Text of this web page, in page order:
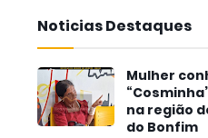
Noticias Destaques
Mulher
na região
do Bonfim